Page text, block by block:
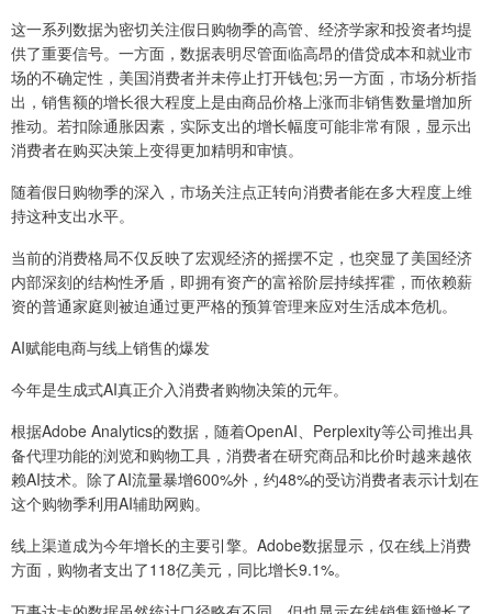
这一系列数据为密切关注假日购物季的高管、经济学家和投资者均提
供了重要信号。一方面，数据表明尽管面临高昂的借贷成本和就业市
场的不确定性，美国消费者并未停止打开钱包;另一方面，市场分析指
出，销售额的增长很大程度上是由商品价格上涨而非销售数量增加所
推动。若扣除通胀因素，实际支出的增长幅度可能非常有限，显示出
消费者在购买决策上变得更加精明和审慎。
随着假日购物季的深入，市场关注点正转向消费者能在多大程度上维
持这种支出水平。
当前的消费格局不仅反映了宏观经济的摇摆不定，也突显了美国经济
内部深刻的结构性矛盾，即拥有资产的富裕阶层持续挥霍，而依赖薪
资的普通家庭则被迫通过更严格的预算管理来应对生活成本危机。
AI赋能电商与线上销售的爆发
今年是生成式AI真正介入消费者购物决策的元年。
根据Adobe Analytics的数据，随着OpenAI、Perplexity等公司推出具
备代理功能的浏览和购物工具，消费者在研究商品和比价时越来越依
赖AI技术。除了AI流量暴增600%外，约48%的受访消费者表示计划在
这个购物季利用AI辅助网购。
线上渠道成为今年增长的主要引擎。Adobe数据显示，仅在线上消费
方面，购物者支出了118亿美元，同比增长9.1%。